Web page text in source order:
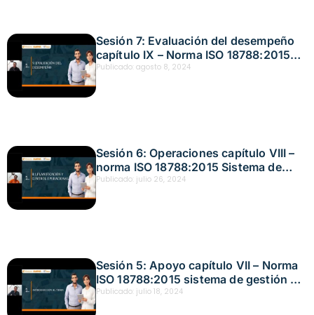
Sesión 7: Evaluación del desempeño
capítulo IX – Norma ISO 18788:2015
Sistema de gestión de operaciones de
seguridad privada Fecha: agosto 8,
Publicado: agosto 8, 2024
Sesión 6: Operaciones capítulo VIII –
norma ISO 18788:2015 Sistema de
gestión de operaciones de seguridad
privada Fecha: julio 26, 2024
Publicado: julio 26, 2024
Sesión 5: Apoyo capítulo VII – Norma
ISO 18788:2015 sistema de gestión de
operaciones de seguridad privada
Fecha: julio 18, 2024
Publicado: julio 18, 2024